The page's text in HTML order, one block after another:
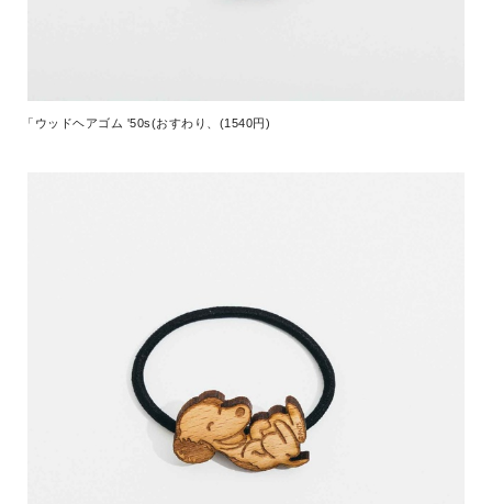
「ウッドヘアゴム '50s(おすわり、(1540円)